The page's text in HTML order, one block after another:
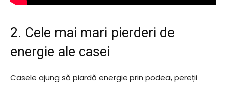
2. Cele mai mari pierderi de
energie ale casei
Casele ajung să piardă energie prin podea, pereții